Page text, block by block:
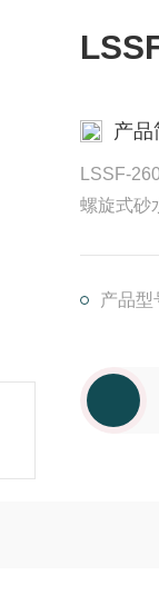
产品
LSSF-
螺旋式砂
3结构紧
产品型